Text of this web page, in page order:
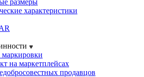
характеристики
на маркетплейсах
продавцов